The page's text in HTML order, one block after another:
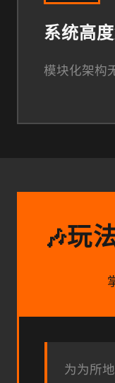
系统高
模块化架构
🎶玩
为为所